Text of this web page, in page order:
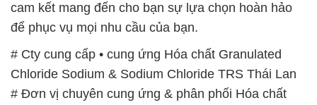
cam kết mang đến cho bạn sự lựa chọn hoàn hảo
để phục vụ mọi nhu cầu của bạn.
# Cty cung cấp • cung ứng Hóa chất Granulated
Chloride Sodium & Sodium Chloride TRS Thái Lan
# Đơn vị chuyên cung ứng & phân phối Hóa chất